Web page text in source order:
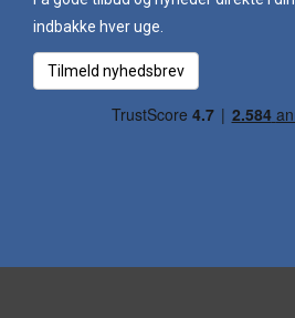
indbakke hver uge.
Tilmeld nyhedsbrev